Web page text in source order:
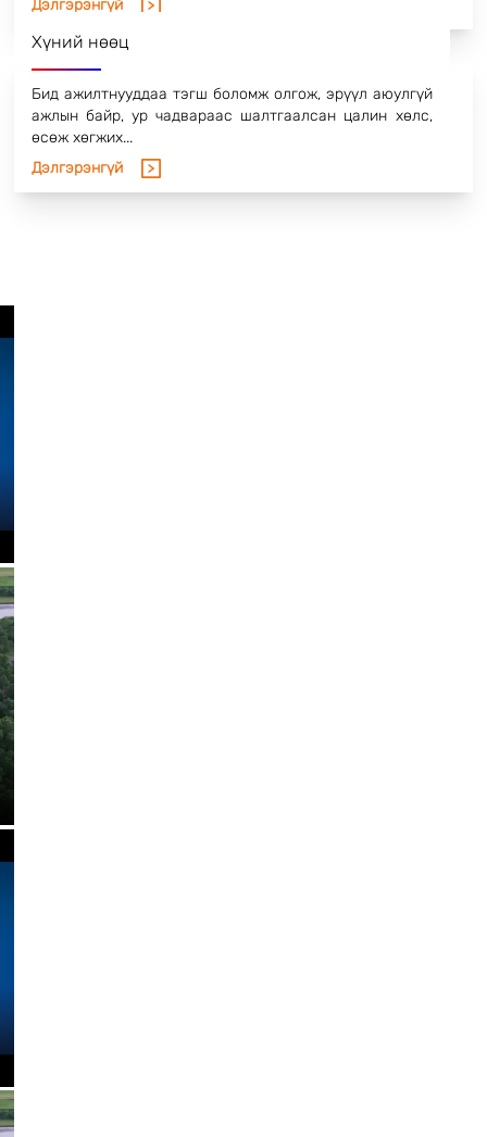
зөвлөх үйлчилгээг авч амжилттайгаар
чадвараа дайчлан Монгол улсын нийгмийн хөгжил
дэвшилд хувь нэмрээ оруулахаас гадна үйл
ажиллагаандаа олон улсын стандартыг
нэвтрүүлсэн, дэлхийн хөгжилтэй хөл нийлүүлсэн
компани болох зорилготойгоор ажиллаж байна.
Дэлгэрэнгүй
Хүний нөөц
Бид ажилтнууддаа тэгш боломж олгож, эрүүл аюулгүй
ажлын байр, ур чадвараас шалтгаалсан цалин хөлс,
өсөж хөгжих...
Дэлгэрэнгүй